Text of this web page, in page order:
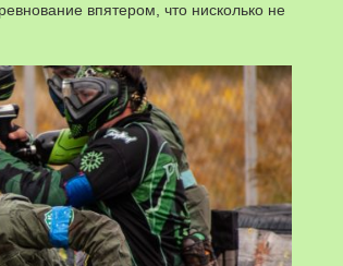
впятером, что нисколько не